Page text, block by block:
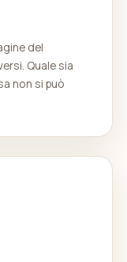
del
Quale sia
non si può